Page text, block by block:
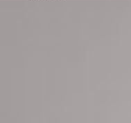
velké množství
plisovaných
látky různých
zatemňující, reflexní
možnost